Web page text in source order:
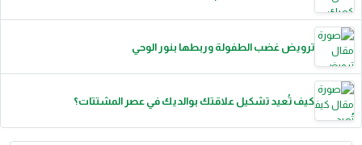
ترويض غضب الطفولة وربطها بنور الوحي
كيف تُعيد تشكيل علاقتك بوالديك في عصر المشتتات؟